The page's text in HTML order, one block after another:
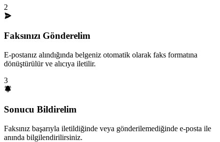
2
Faksınızı Gönderelim
E-postanız alındığında belgeniz otomatik olarak faks formatına
dönüştürülür ve alıcıya iletilir.
3
Sonucu Bildirelim
Faksınız başarıyla iletildiğinde veya gönderilemediğinde e-posta ile
anında bilgilendirilirsiniz.